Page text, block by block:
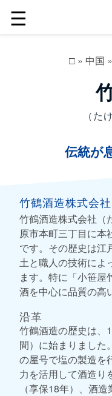
☰
□» 中国 »
（た
伝統が
竹鶴酒造株式会
竹鶴酒造株式会社（
原市本町三丁目に本
です。その歴史は江
土と職人の技術によ
ます。特に「小笹屋
酒を中心に品質の高
沿革
竹鶴酒造の歴史は、
間）に始まりました
の屋号で塩の製造を
力を活用して酒造り
（享保18年）、酒